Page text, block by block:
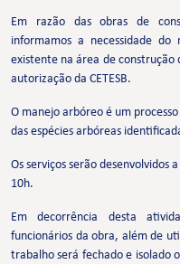
Em razão das obras de
informamos a necessidade
existente na área de construção
autorização da CETESB.
O manejo arbóreo é um
das espécies arbóreas
Os serviços serão desenvolvidos
10h.
Em decorrência desta
funcionários da obra, além de
trabalho será fechado e isolado